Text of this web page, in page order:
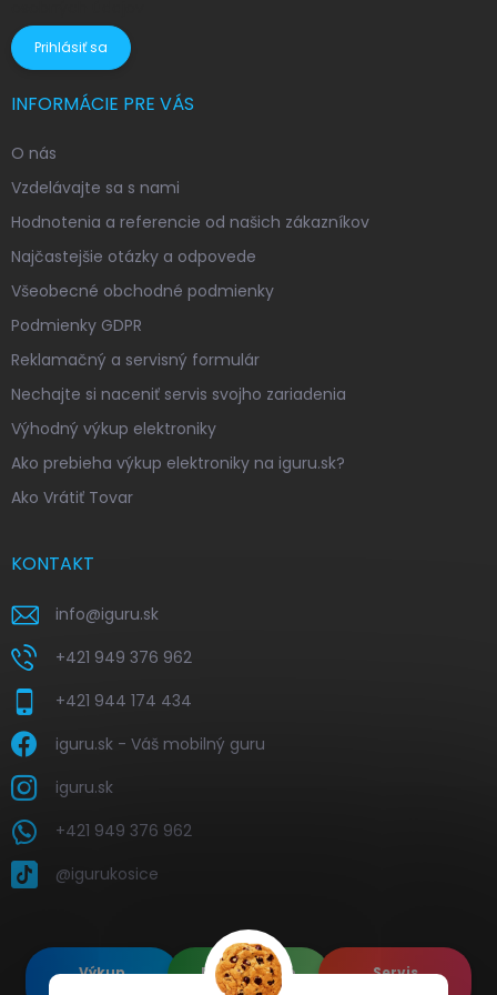
Prihlásiť sa
INFORMÁCIE PRE VÁS
O nás
Vzdelávajte sa s nami
Hodnotenia a referencie od našich zákazníkov
Najčastejšie otázky a odpovede
Všeobecné obchodné podmienky
Podmienky GDPR
Reklamačný a servisný formulár
Nechajte si naceniť servis svojho zariadenia
Výhodný výkup elektroniky
Ako prebieha výkup elektroniky na iguru.sk?
Ako Vrátiť Tovar
KONTAKT
info@iguru.sk
+421 949 376 962
+421 944 174 434
iguru.sk - Váš mobilný guru
iguru.sk
+421 949 376 962
@igurukosice
Výkup
Renovované
Apple's
Servis